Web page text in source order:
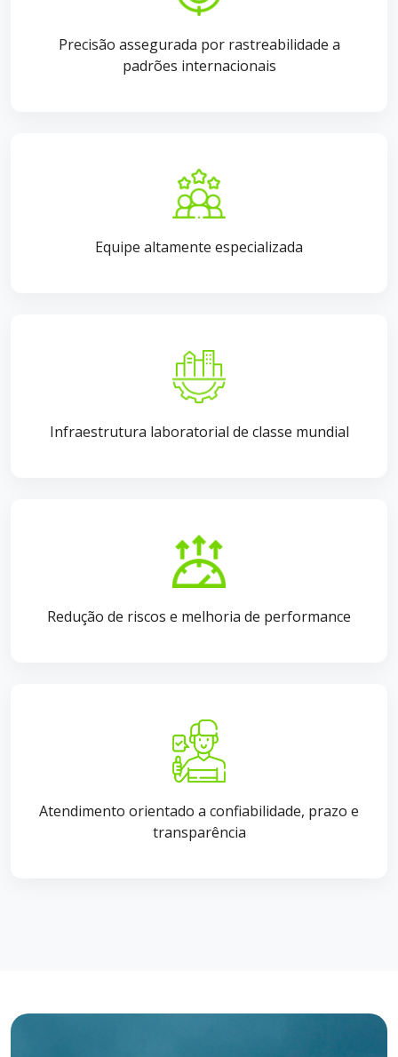
Precisão assegurada por rastreabilidade a
padrões internacionais
Equipe altamente especializada
Infraestrutura laboratorial de classe mundial
Redução de riscos e melhoria de performance
Atendimento orientado a confiabilidade, prazo e
transparência